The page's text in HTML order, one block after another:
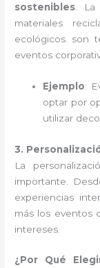
sostenibles .
materiales
ecológicos son
eventos
Ejemplo:
optar por
utilizar
3.
La
importante.
experiencias
más los eventos
intereses.
¿Por Qué